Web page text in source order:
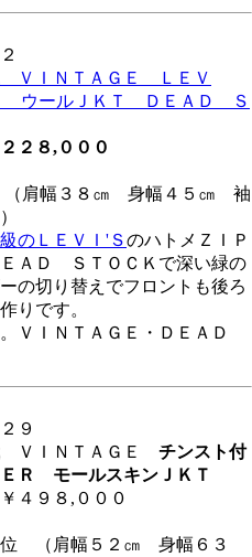
ＶＩＮＴＡＧＥ ＬＥＶ
ウールＪＫＴ ＤＥＡＤ Ｓ
２８,０００
（肩幅３８㎝ 身幅４５㎝ 袖
のＬＥＶＩ'ＳのハトメＺＩＰ
ＡＤ ＳＴＯＣＫで深い緑の
の切り替えでフロントも後ろ
りです。
ＶＩＮＴＡＧＥ・ＤＥＡＤ
９
ＶＩＮＴＡＧＥ
チンスト付
Ｒ モールスキンＪＫＴ
４９８,０００
（肩幅５２㎝ 身幅６３